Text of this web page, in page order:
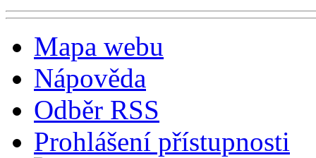
Mapa webu
Nápověda
Odběr RSS
Prohlášení přístupnosti